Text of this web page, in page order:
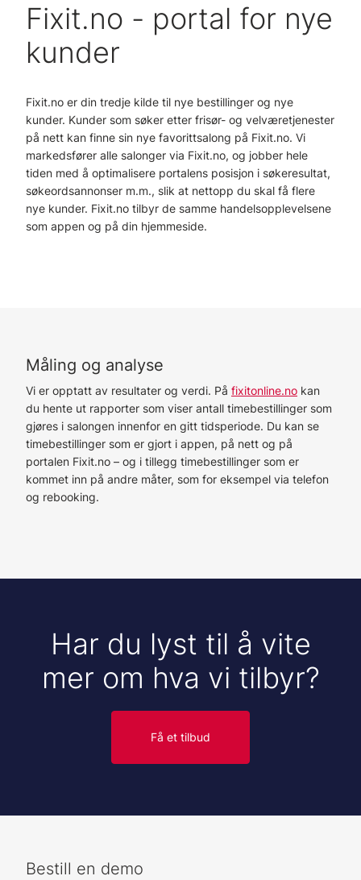
Fixit.no - portal for nye
kunder
Fixit.no er din tredje kilde til nye bestillinger og nye
kunder. Kunder som søker etter frisør- og velværetjenester
på nett kan finne sin nye favorittsalong på Fixit.no. Vi
markedsfører alle salonger via Fixit.no, og jobber hele
tiden med å optimalisere portalens posisjon i søkeresultat,
søkeordsannonser m.m., slik at nettopp du skal få flere
nye kunder. Fixit.no tilbyr de samme handelsopplevelsene
som appen og på din hjemmeside.
Måling og analyse
Vi er opptatt av resultater og verdi. På fixitonline.no kan
du hente ut rapporter som viser antall timebestillinger som
gjøres i salongen innenfor en gitt tidsperiode. Du kan se
timebestillinger som er gjort i appen, på nett og på
portalen Fixit.no – og i tillegg timebestillinger som er
kommet inn på andre måter, som for eksempel via telefon
og rebooking.
Har du lyst til å vite
mer om hva vi tilbyr?
Få et tilbud
Bestill en demo